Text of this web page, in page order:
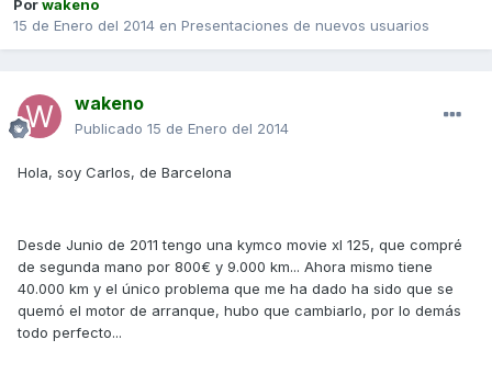
Porwakeno
15 de Enero del 2014 en Presentaciones de nuevos usuarios
wakeno
Publicado 15 de Enero del 2014
Hola, soy Carlos, de Barcelona
Desde Junio de 2011 tengo una kymco movie xl 125, que compré
de segunda mano por 800€ y 9.000 km... Ahora mismo tiene
40.000 km y el único problema que me ha dado ha sido que se
quemó el motor de arranque, hubo que cambiarlo, por lo demás
todo perfecto...